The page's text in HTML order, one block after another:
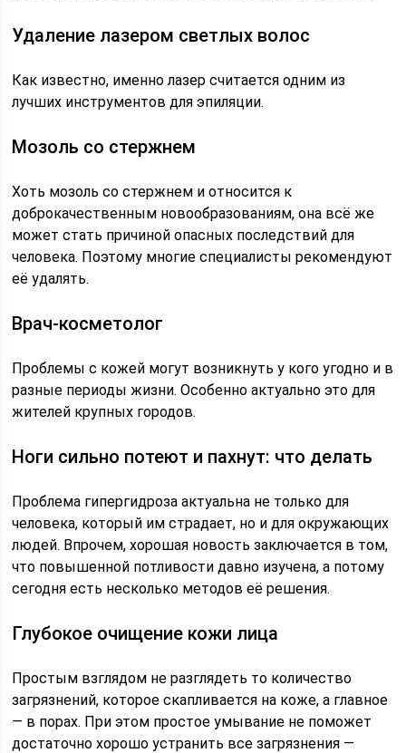
Удаление лазером светлых волос
Как известно, именно лазер считается одним из
лучших инструментов для эпиляции.
Мозоль со стержнем
Хоть мозоль со стержнем и относится к
доброкачественным новообразованиям, она всё же
может стать причиной опасных последствий для
человека. Поэтому многие специалисты рекомендуют
её удалять.
Врач-косметолог
Проблемы с кожей могут возникнуть у кого угодно и в
разные периоды жизни. Особенно актуально это для
жителей крупных городов.
Ноги сильно потеют и пахнут: что делать
Проблема гипергидроза актуальна не только для
человека, который им страдает, но и для окружающих
людей. Впрочем, хорошая новость заключается в том,
что повышенной потливости давно изучена, а потому
сегодня есть несколько методов её решения.
Глубокое очищение кожи лица
Простым взглядом не разглядеть то количество
загрязнений, которое скапливается на коже, а главное
— в порах. При этом простое умывание не поможет
достаточно хорошо устранить все загрязнения —